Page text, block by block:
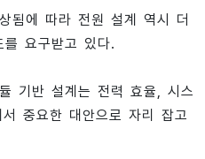
됨에 따라 전원 설계 역시 더
요구받고 있다.
기반 설계는 전력 효율, 시스
중요한 대안으로 자리 잡고